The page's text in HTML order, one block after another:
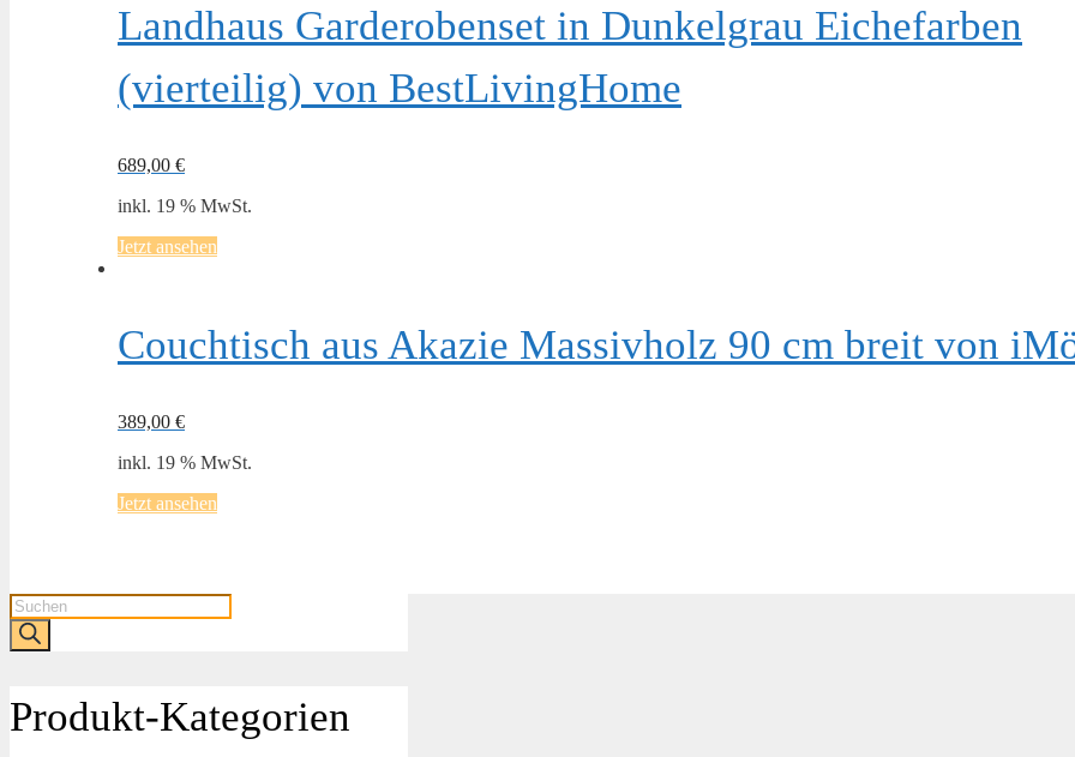
Landhaus Garderobenset in Dunkelgrau Eichefarben
(vierteilig) von BestLivingHome
689,00 €
inkl. 19 % MwSt.
Jetzt ansehen
Couchtisch aus Akazie Massivholz 90 cm breit von
389,00 €
inkl. 19 % MwSt.
Jetzt ansehen
Products
search
Produkt-Kategorien